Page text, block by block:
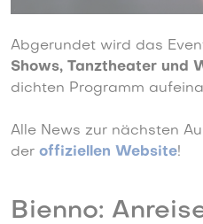
Abgerundet wird das
Shows, Tanztheater und
dichten Programm
Alle News zur nächsten
der offiziellen Website!
Bienno: